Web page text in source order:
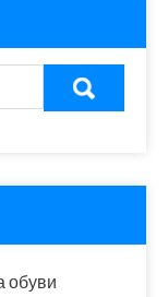
обуви